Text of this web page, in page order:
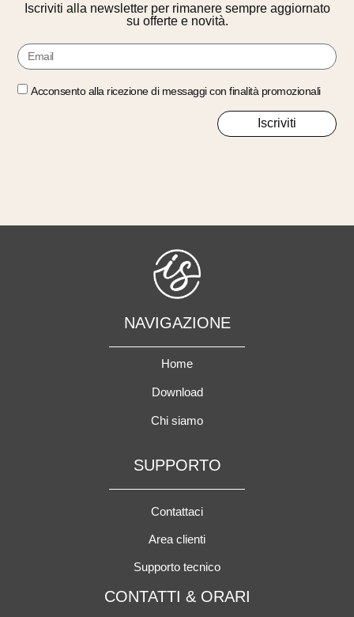
Iscriviti alla newsletter per rimanere sempre aggiornato
su offerte e novità.
Acconsento alla ricezione di messaggi con finalità promozionali
Iscriviti
NAVIGAZIONE
Home
Download
Chi siamo
SUPPORTO
Contattaci
Area clienti
Supporto tecnico
CONTATTI & ORARI